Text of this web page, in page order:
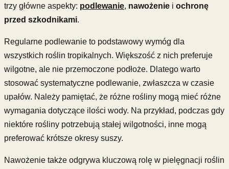
trzy główne aspekty: podlewanie, nawożenie i ochronę
przed szkodnikami.
Regularne podlewanie to podstawowy wymóg dla
wszystkich roślin tropikalnych. Większość z nich preferuje
wilgotne, ale nie przemoczone podłoże. Dlatego warto
stosować systematyczne podlewanie, zwłaszcza w czasie
upałów. Należy pamiętać, że różne rośliny mogą mieć różne
wymagania dotyczące ilości wody. Na przykład, podczas gdy
niektóre rośliny potrzebują stałej wilgotności, inne mogą
preferować krótsze okresy suszy.
Nawożenie także odgrywa kluczową rolę w pielęgnacji roślin